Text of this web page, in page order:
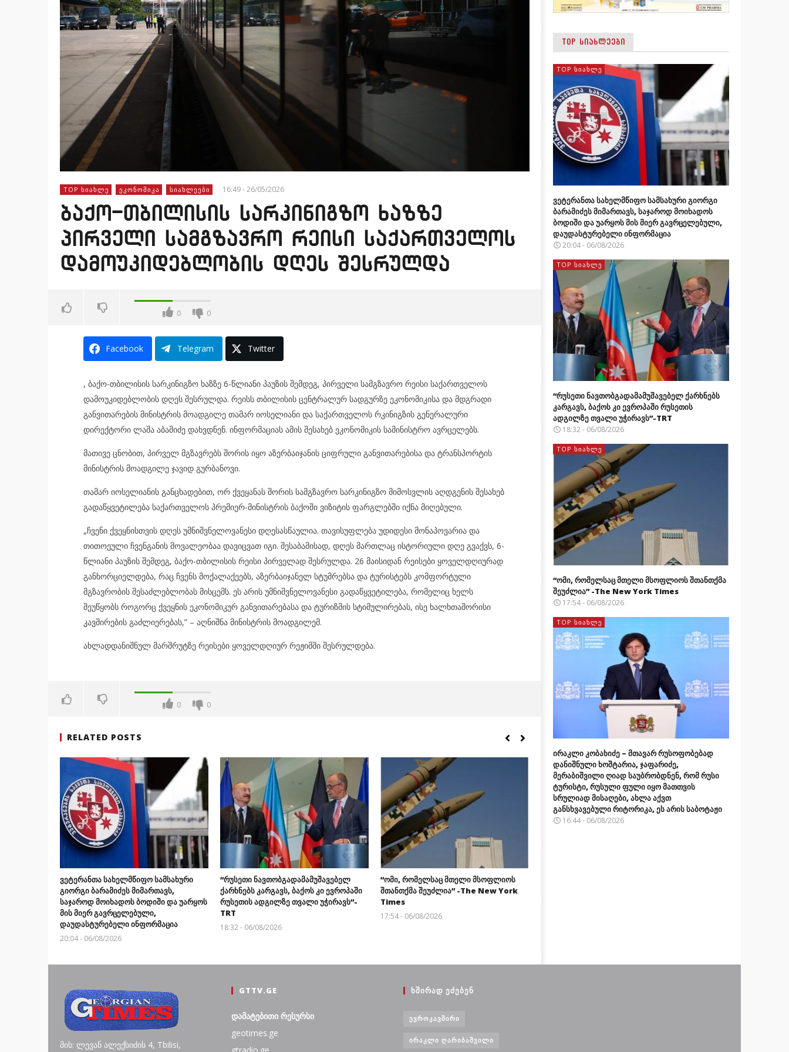
TOP ᲡᲘᲐᲮᲚᲔ ᲔᲙᲝᲜᲝᲛᲘᲙᲐ ᲡᲘᲐᲮᲚᲔᲔᲑᲘ 16:49 - 26/05/2026
ბაქო-თბილისის სარკინიგზო ხაზზე
პირველი სამგზავრო რეისი საქართველოს
დამოუკიდებლობის დღეს შესრულდა
0 0
Facebook Telegram Twitter
, ბაქო-თბილისის სარკინიგზო ხაზზე 6-წლიანი პაუზის შემდეგ, პირველი სამგზავრო რეისი საქართველოს
დამოუკიდებლობის დღეს შესრულდა. რეისს თბილისის ცენტრალურ სადგურზე ეკონომიკისა და მდგრადი
განვითარების მინისტრის მოადგილე თამარ იოსელიანი და საქართველოს რკინიგზის გენერალური
დირექტორი ლაშა აბაშიძე დახვდნენ. ინფორმაციას ამის შესახებ ეკონომიკის სამინისტრო ავრცელებს.
მათივე ცნობით, პირველ მგზავრებს შორის იყო აზერბაიჯანის ციფრული განვითარებისა და ტრანსპორტის
მინისტრის მოადგილე ჯავიდ გურბანოვი.
თამარ იოსელიანის განცხადებით, ორ ქვეყანას შორის სამგზავრო სარკინიგზო მიმოსვლის აღდგენის შესახებ
გადაწყვეტილება საქართველოს პრემიერ-მინისტრის ბაქოში ვიზიტის ფარგლებში იქნა მიღებული.
„ჩვენი ქვეყნისთვის დღეს უმნიშვნელოვანესი დღესასწაულია. თავისუფლება უდიდესი მონაპოვარია და
თითოეული ჩვენგანის მოვალეობაა დავიცვათ იგი. შესაბამისად, დღეს მართლაც ისტორიული დღე გვაქვს, 6-
წლიანი პაუზის შემდეგ, ბაქო-თბილისის რეისი პირველად შესრულდა. 26 მაისიდან რეისები ყოველდღიურად
განხორციელდება, რაც ჩვენს მოქალაქეებს, აზერბაიჯანელ სტუმრებსა და ტურისტებს კომფორტული
მგზავრობის შესაძლებლობას მისცემს. ეს არის უმნიშვნელოვანესი გადაწყვეტილება, რომელიც ხელს
შეუწყობს როგორც ქვეყნის ეკონომიკურ განვითარებასა და ტურიზმის სტიმულირებას, ისე ხალხთაშორისი
კავშირების გაძლიერებას,” – აღნიშნა მინისტრის მოადგილემ.
ახლადდანიშნულ მარშრუტზე რეისები ყოველდღიურ რეჟიმში შესრულდება.
0 0
RELATED POSTS
ვეტერანთა სახელმწიფო სამსახური
გიორგი ბარამიძეს მიმართავს,
საჯაროდ მოიხადოს ბოდიში და უარყოს
მის მიერ გავრცელებული,
დაუდასტურებელი ინფორმაცია
20:04 - 06/08/2026
“რუსეთი ნავთობგადამამუშავებელ
ქარხნებს კარგავს, ბაქოს კი ევროპაში
რუსეთის ადგილზე თვალი უჭირავს”-
TRT
18:32 - 06/08/2026
“ომი, რომელსაც მთელი მსოფლიოს
შთანთქმა შეუძლია” -The New York
Times
17:54 - 06/08/2026
TOP ᲡᲘᲐᲮᲚᲔᲔᲑᲘ
TOP ᲡᲘᲐᲮᲚᲔ
ვეტერანთა სახელმწიფო სამსახური გიორგი
ბარამიძეს მიმართავს, საჯაროდ მოიხადოს
ბოდიში და უარყოს მის მიერ გავრცელებული,
დაუდასტურებელი ინფორმაცია
20:04 - 06/08/2026
TOP ᲡᲘᲐᲮᲚᲔ
“რუსეთი ნავთობგადამამუშავებელ ქარხნებს
კარგავს, ბაქოს კი ევროპაში რუსეთის
ადგილზე თვალი უჭირავს”-TRT
18:32 - 06/08/2026
TOP ᲡᲘᲐᲮᲚᲔ
“ომი, რომელსაც მთელი მსოფლიოს შთანთქმა
შეუძლია” -The New York Times
17:54 - 06/08/2026
TOP ᲡᲘᲐᲮᲚᲔ
ირაკლი კობახიძე – მთავარ რუსოფობებად
დანიშნული ხოშტარია, ჯაფარიძე,
მერაბიშვილი ღიად საუბრობდნენ, რომ რუსი
ტურისტი, რუსული ფული იყო მათთვის
სრულიად მისაღები, ახლა აქვთ
განსხვავებული რიტორიკა, ეს არის საბოტაჟი
16:44 - 06/08/2026
მის: ლევან ალექსიძის 4, Tbilisi,
GTTV.GE
დამატებითი რესურსი
geotimes.ge
ᲮᲨᲘᲠᲐᲓ ᲔᲫᲔᲑᲔᲜ
ᲔᲕᲠᲝᲙᲐᲕᲨᲘᲠᲘ
ᲘᲠᲐᲙᲚᲘ ᲦᲐᲠᲘᲑᲐᲨᲕᲘᲚᲘ